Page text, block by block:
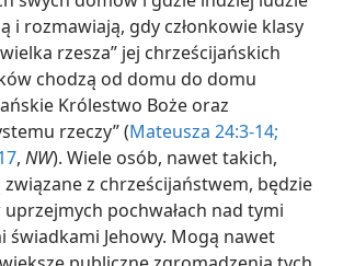
i rozmawiają, gdy członkowie klasy
rzesza” jej chrześcijańskich
chodzą od domu do domu
Królestwo Boże oraz
rzeczy” (Mateusza 24:3-14;
, NW). Wiele osób, nawet takich,
związane z chrześcijaństwem, będzie
pochwałach nad tymi
świadkami Jehowy. Mogą nawet